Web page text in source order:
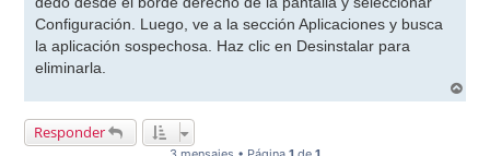
Configuración. Luego, ve a la sección Aplicaciones y busca
la aplicación sospechosa. Haz clic en Desinstalar para
eliminarla.
r
Responder